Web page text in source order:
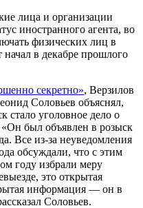
лица и организации
иностранного агента, во
физических лиц в
в декабре прошлого
секретно», Верзилов
Соловьев объяснял,
стало уголовное дело о
был объявлен в розыск
Все из-за неуведомления
обсуждали, что с этим
году избрали меру
это открытая
информация — он в
Соловьев.